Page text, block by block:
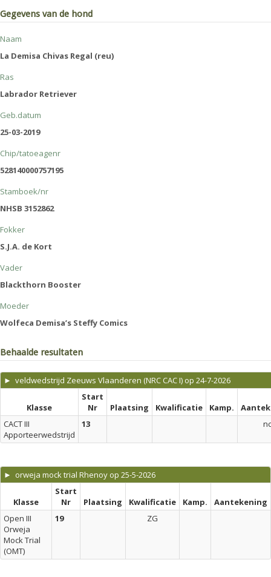
Gegevens van de hond
Naam
La Demisa Chivas Regal (reu)
Ras
Labrador Retriever
Geb.datum
25-03-2019
Chip/tatoeagenr
528140000757195
Stamboek/nr
NHSB 3152862
Fokker
S.J.A. de Kort
Vader
Blackthorn Booster
Moeder
Wolfeca Demisa’s Steffy Comics
Behaalde resultaten
► veldwedstrijd Zeeuws Vlaanderen (NRC CAC I) op 24-7-2026
Klasse
Start
Nr
Plaatsing Kwalificatie Kamp.
CACT III
Apporteerwedstrijd
13 nc
► orweja mock trial Rhenoy op 25-5-2026
Klasse
Start
Nr
Plaatsing Kwalificatie Kamp.
Aantekening
Open III
Orweja
Mock Trial
(OMT)
19 ZG